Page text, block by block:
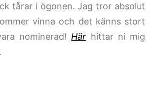
tårar i ögonen. Jag tror absolut
vinna och det känns stort
nominerad! Här hittar ni mig